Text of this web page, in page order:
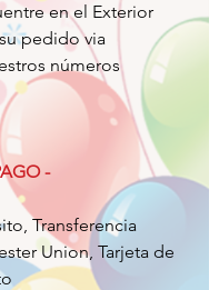
en el Exterior
pedido via
números
-
Transferencia
Union, Tarjeta de